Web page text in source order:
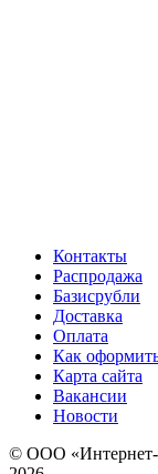
Контакты
Распродажа
Базисрубли
Доставка
Оплата
Как оформить
Карта сайта
Вакансии
Новости
© ООО «Интернет-